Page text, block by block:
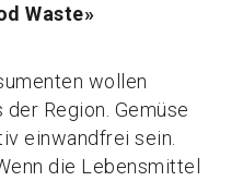
Waste»
wollen
Region. Gemüse
einwandfrei sein.
die Lebensmittel